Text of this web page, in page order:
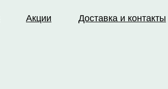
Акции Доставка и контакты